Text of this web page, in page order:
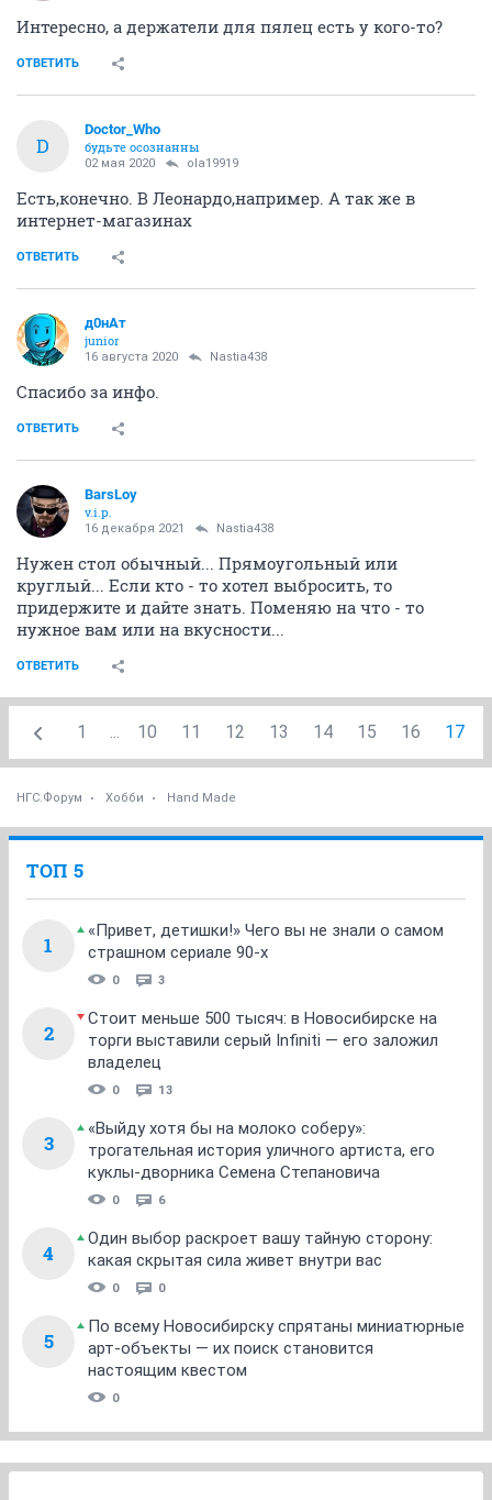
Интересно, а держатели для пялец есть у кого-то?
ОТВЕТИТЬ
D
Doctor_Who
будьте осознанны
02 мая 2020 ola19919
Есть,конечно. В Леонардо,например. А так же в
интернет-магазинах
ОТВЕТИТЬ
д0нАт
junior
16 августа 2020 Nastia438
Спасибо за инфо.
ОТВЕТИТЬ
BarsLoy
v.i.p.
16 декабря 2021 Nastia438
Нужен стол обычный... Прямоугольный или
круглый... Если кто - то хотел выбросить, то
придержите и дайте знать. Поменяю на что - то
нужное вам или на вкусности...
ОТВЕТИТЬ
1 ... 10 11 12 13 14 15 16 17
НГС.Форум Хобби Hand Made
ТОП 5
1
«Привет, детишки!» Чего вы не знали о самом
страшном сериале 90-х
0 3
2
Стоит меньше 500 тысяч: в Новосибирске на
торги выставили серый Infiniti — его заложил
владелец
0 13
3
«Выйду хотя бы на молоко соберу»:
трогательная история уличного артиста, его
куклы-дворника Семена Степановича
0 6
4
Один выбор раскроет вашу тайную сторону:
какая скрытая сила живет внутри вас
0 0
5
По всему Новосибирску спрятаны миниатюрные
арт-объекты — их поиск становится
настоящим квестом
0